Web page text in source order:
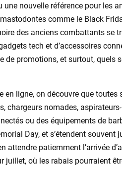
une nouvelle référence pour les
comme le Black
des anciens combattants se
tech et d’accessoires
de promotions, et surtout, quels
en ligne, on découvre que
chargeurs nomades,
ou des équipements de
Day, et s’étendent souvent
attendre patiemment l’arrivée
juillet, où les rabais pourraient